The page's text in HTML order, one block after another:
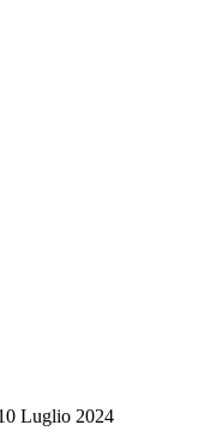
Luglio 2024